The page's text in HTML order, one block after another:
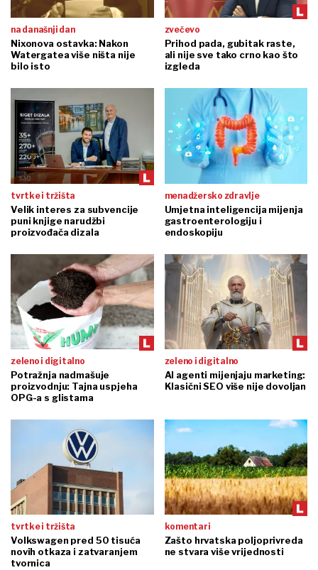
na današnji dan
Nixonova ostavka: Nakon
Watergatea više ništa nije
bilo isto
zvečevo
Prihod pada, gubitak raste,
ali nije sve tako crno kao što
izgleda
tvrtke i tržišta
Velik interes za subvencije
puni knjige narudžbi
proizvođača dizala
menadžersko zdravlje
Umjetna inteligencija mijenja
gastroenterologiju i
endoskopiju
zeleno i digitalno
Potražnja nadmašuje
proizvodnju: Tajna uspjeha
OPG-a s glistama
zeleno i digitalno
AI agenti mijenjaju marketing:
Klasični SEO više nije dovoljan
tvrtke i tržišta
Volkswagen pred 50 tisuća
novih otkaza i zatvaranjem
tvornica
komentari
Zašto hrvatska poljoprivreda
ne stvara više vrijednosti